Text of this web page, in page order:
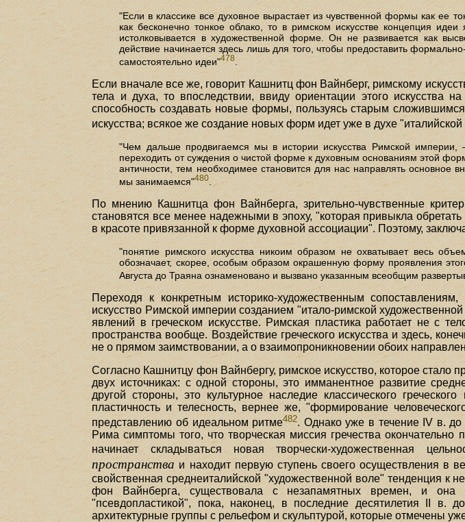
"Если в классике все духовное вырастает из чувственной формы как ее
как бесконечно тонкое облако, то в римском искусстве концепция
истолковывается в художественной форме. Он не развивается как
действие начинается здесь лишь для того, чтобы предоставить
самостоятельно идеи"478 .
Если вначале все же, говорит Кашнитц фон Вайнберг, римскому
тела и духа, то впоследствии, ввиду ориентации этого искусства
способность создавать новые формы, пользуясь старым
искусства; всякое же создание новых форм идет уже в духе
"Чем дальше продвигаемся мы в истории искусства Римской
переходить от суждения о чистой форме к духовным основаниям этой
античности, тем необходимее становится для нас направлять основное
мы занимаемся"480.
По мнению Кашнитца фон Вайнберга, зрительно-чувственные
становятся все менее надежными в эпоху, "которая привыкла
в красоте привязанной к форме духовной ассоциации". Поэтому,
"понятие римского искусства никоим образом не охватывает весь
обозначает, скорее, особым образом окрашенную форму проявления
Августа до Траяна ознаменовано и вызвано указанным всеобщим
Переходя к конкретным историко-художественным
искусство Римской империи созданием "итало-римской
явлений в греческом искусстве. Римская пластика работает не с
пространства вообще. Воздействие греческого искусства и здесь,
не о прямом заимствовании, а о взаимопроникновении обоих
Согласно Кашнитцу фон Вайнбергу, римское искусство, которое стало
двух источниках: с одной стороны, это имманентное развитие
другой стороны, это культурное наследие классического
пластичность и телесность, вернее же, "формирование
представлению об идеальном ритме482. Однако уже в течение IV в. до
Рима симптомы того, что творческая миссия гречества
начинает складываться новая творчески-художественная
пространстваи находит первую ступень своего осуществления в
свойственная среднеиталийской "художественной воле" тенденция
фон Вайнберга, существовала с незапамятных времен, и она
"псевдопластикой", пока, наконец, в последние десятилетия II
архитектурные группы с рельефом и скульптурой, которые отмечены